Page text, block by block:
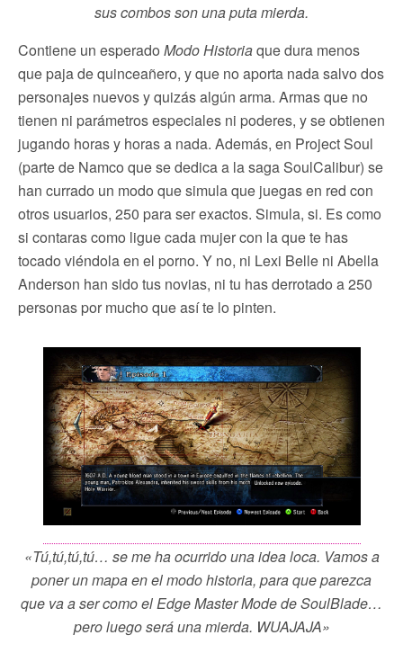
sus combos son una puta mierda.
Contiene un esperado Modo Historiaque dura menos
que paja de quinceañero, y que no aporta nada salvo dos
personajes nuevos y quizás algún arma. Armas que no
tienen ni parámetros especiales ni poderes, y se obtienen
jugando horas y horas a nada. Además, en Project Soul
(parte de Namco que se dedica a la saga SoulCalibur) se
han currado un modo que simula que juegas en red con
otros usuarios, 250 para ser exactos. Simula, si. Es como
si contaras como ligue cada mujer con la que te has
tocado viéndola en el porno. Y no, ni Lexi Belle ni Abella
Anderson han sido tus novias, ni tu has derrotado a 250
personas por mucho que así te lo pinten.
«Tú,tú,tú,tú… se me ha ocurrido una idea loca. Vamos a
poner un mapa en el modo historia, para que parezca
que va a ser como el Edge Master Mode de SoulBlade…
pero luego será una mierda. WUAJAJA»